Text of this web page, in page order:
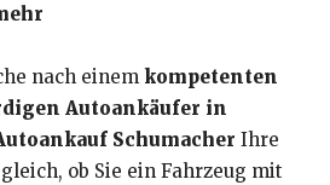
nach einem kompetenten
Autoankäufer in
Schumacher Ihre
ob Sie ein Fahrzeug mit